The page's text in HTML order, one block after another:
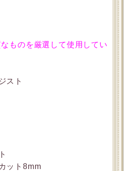
ものを厳選して使用してい
スト
ット8mm